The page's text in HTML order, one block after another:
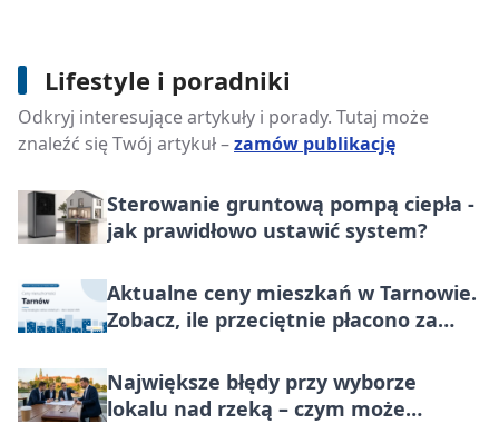
Lifestyle i poradniki
Odkryj interesujące artykuły i porady. Tutaj może
znaleźć się Twój artykuł –zamów publikację
Jaką płytę OSB wybrać? Rodzaje,
zastosowanie i właściwości
Sterowanie gruntową pompą ciepła -
jak prawidłowo ustawić system?
Aktualne ceny mieszkań w Tarnowie.
Zobacz, ile przeciętnie płacono za
2026
Największe błędy przy wyborze
lokalu nad rzeką – czym może